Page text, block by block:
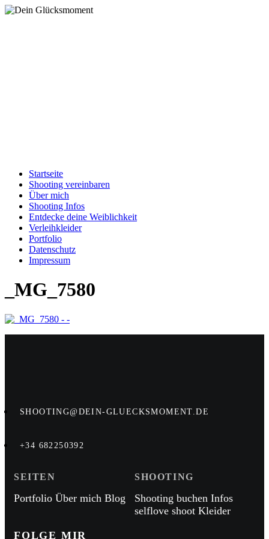
Startseite
Shooting vereinbaren
Über mich
Shooting Infos
Entdecke deine Weiblichkeit
Verleihkleider
Portfolio
Datenschutz
Impressum
_MG_7580
SHOOTING@DEIN-GLUECKSMOMENT.DE
+34 682250392
SEITEN
Portfolio Über mich Blog
SHOOTING
Shooting buchen Infos
selflove shoot Kleider
FOLGE MIR